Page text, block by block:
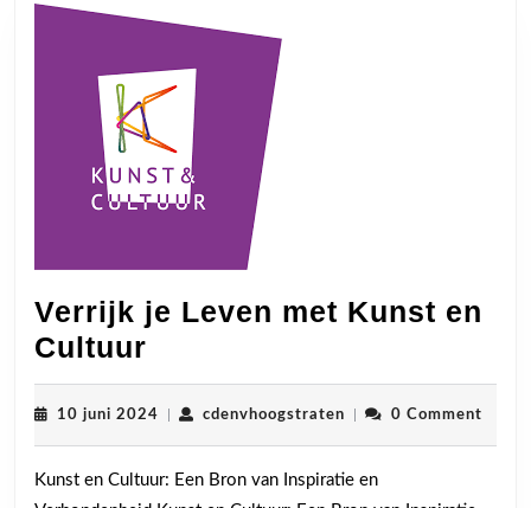
Verrijk je Leven met Kunst en
Cultuur
je
Leven
met
Kunst
10 juni 2024 10
cdenvhoogstratencdenvhoogstraten
0 Comment
Kunst en Cultuur: Een Bron van Inspiratie en